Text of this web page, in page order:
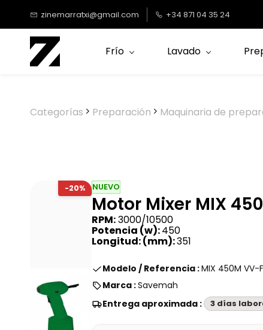
contenido
principal
zinemarratxi@gmail.com +34 871 04 35 24
Frío Lavado
Categorías Preparación Maquinaria de
-20% NUEVO
Motor Mixer MIX
RPM:3000/10500
Potencia (w):450
Longitud: (mm):351
Modelo / Referencia :MIX 450M VV-
Marca :Savemah
Entrega aproximada : 3 días